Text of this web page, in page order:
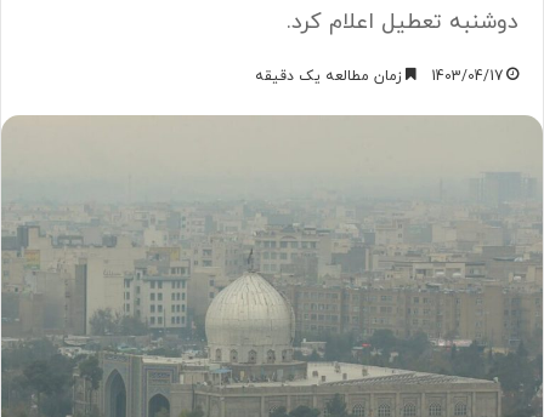
دوشنبه تعطیل اعلام کرد.
1403/04/17 زمان مطالعه یک دقیقه